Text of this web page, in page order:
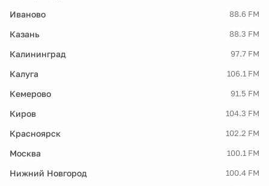
Иваново 88.6 FM
Казань 88.3 FM
Калининград 97.7 FM
Калуга 106.1 FM
Кемерово 91.5 FM
Киров 104.3 FM
Красноярск 102.2 FM
Москва 100.1 FM
Нижний Новгород 100.4 FM